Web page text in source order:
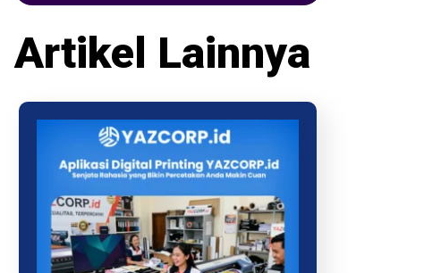
Artikel Lainnya